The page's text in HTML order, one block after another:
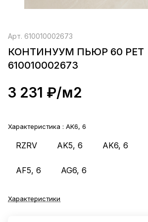
Арт. 610010002673
КОНТИНУУМ ПЬЮР 60 РЕТ
610010002673
3 231 ₽/м2
Характеристика : AK6, 6
RZRV AK5, 6 AK6, 6
AF5, 6 AG6, 6
Характеристики